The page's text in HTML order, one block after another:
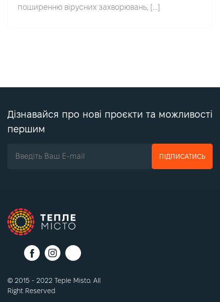
поширенню вірусних захворювань, […]
Дізнавайся про нові проєкти та можливості
першим
ПІДПИСАТИСЬ
© 2015 - 2022 Teple Misto. All
Right Reserved